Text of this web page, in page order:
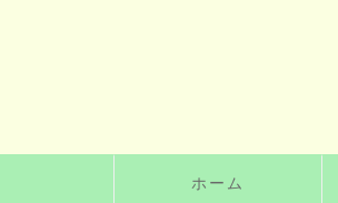
ホーム